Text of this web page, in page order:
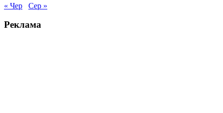
« Чер
Сер »
Реклама